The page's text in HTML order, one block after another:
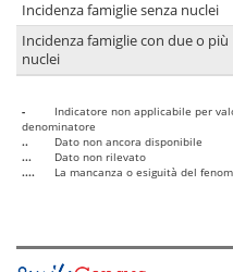
Incidenza famiglie senza nuclei
Incidenza famiglie con due o più
nuclei
-
Indicatore non applicabile per
denominatore
..
Dato non ancora disponibile
...
Dato non rilevato
....
La mancanza o esiguità del